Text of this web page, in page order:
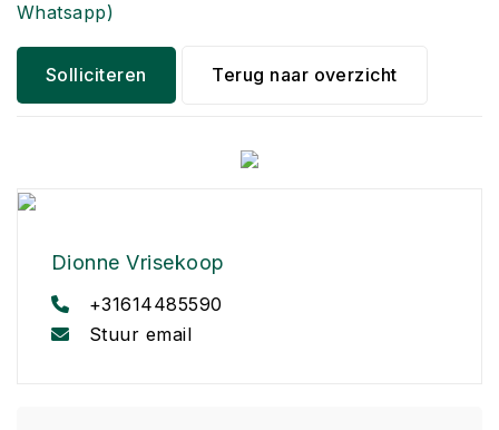
Whatsapp)
Solliciteren Terug naar overzicht
Dionne Vrisekoop
+31614485590
Stuur email